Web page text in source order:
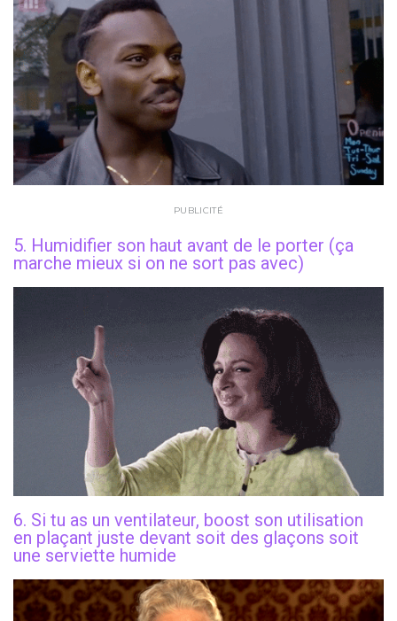
PUBLICITÉ
5. Humidifier son haut avant de le porter (ça
marche mieux si on ne sort pas avec)
6. Si tu as un ventilateur, boost son utilisation
en plaçant juste devant soit des glaçons soit
une serviette humide